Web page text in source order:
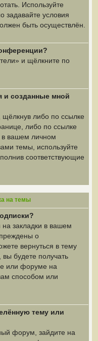
Используйте
задавайте условия
быть осуществлён.
и щёлкните по
и созданные мной
либо по ссылке
либо по ссылке
в вашем личном
темы, используйте
соответствующие
на темы
закладки в вашем
о
вернуться в тему
будете получать
или форуме на
способом или
тему или
форум, зайдите на